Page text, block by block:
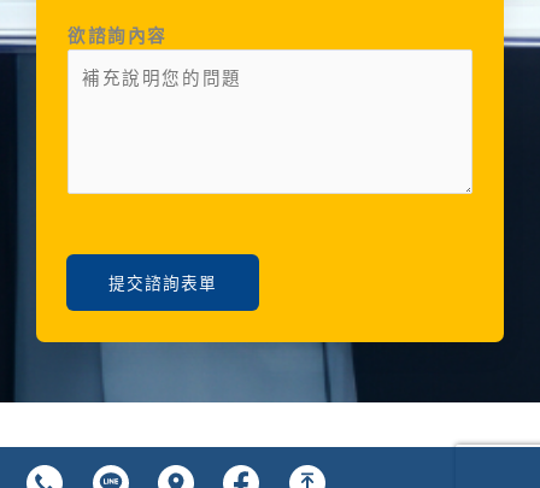
欲諮詢內容
提交諮詢表單